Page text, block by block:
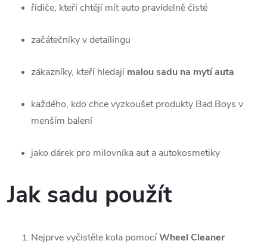
řidiče, kteří chtějí mít auto pravidelně čisté
začátečníky v detailingu
zákazníky, kteří hledají malou sadu na mytí auta
každého, kdo chce vyzkoušet produkty Bad Boys v
menším balení
jako dárek pro milovníka aut a autokosmetiky
Jak sadu použít
Nejprve vyčistěte kola pomocíWheel Cleaner